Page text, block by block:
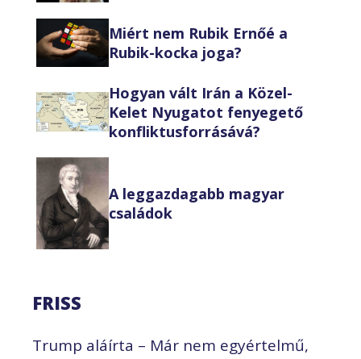
Miért nem Rubik Ernőé a
Rubik-kocka joga?
Hogyan vált Irán a Közel-
Kelet Nyugatot fenyegető
konfliktusforrásává?
A leggazdagabb magyar
családok
FRISS
Trump aláírta – Már nem egyértelmű,